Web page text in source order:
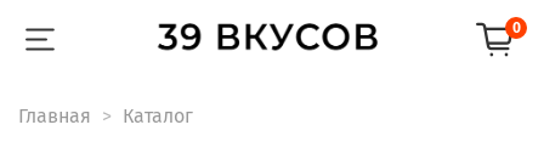
0
Главная Каталог